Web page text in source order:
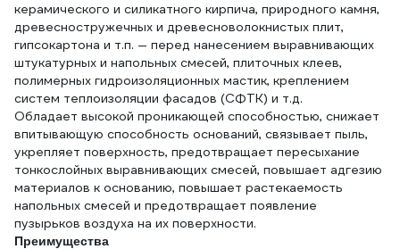
керамического и силикатного кирпича, природного камня,
древесностружечных и древесноволокнистых плит,
гипсокартона и т.п. — перед нанесением выравнивающих
штукатурных и напольных смесей, плиточных клеев,
полимерных гидроизоляционных мастик, креплением
систем теплоизоляции фасадов (СФТК) и т.д.
Обладает высокой проникающей способностью, снижает
впитывающую способность оснований, связывает пыль,
укрепляет поверхность, предотвращает пересыхание
тонкослойных выравнивающих смесей, повышает адгезию
материалов к основанию, повышает растекаемость
напольных смесей и предотвращает появление
пузырьков воздуха на их поверхности.
Преимущества